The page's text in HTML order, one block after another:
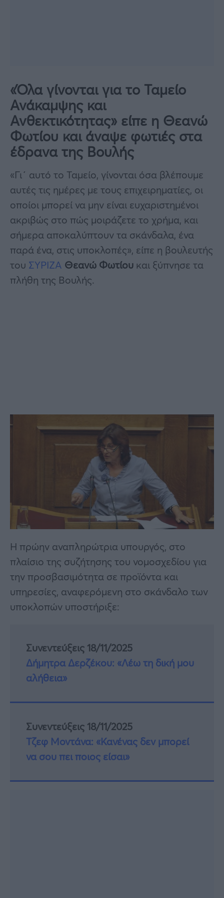
«Όλα γίνονται για το Ταμείο
Ανάκαμψης και
Ανθεκτικότητας» είπε η Θεανώ
Φωτίου και άναψε φωτιές στα
έδρανα της Βουλής
«Γι΄ αυτό το Ταμείο, γίνονται όσα βλέπουμε
αυτές τις ημέρες με τους επιχειρηματίες, οι
οποίοι μπορεί να μην είναι ευχαριστημένοι
ακριβώς στο πώς μοιράζετε το χρήμα, και
σήμερα αποκαλύπτουν τα σκάνδαλα, ένα
παρά ένα, στις υποκλοπές», είπε η βουλευτής
του ΣΥΡΙΖΑ Θεανώ Φωτίου και ξύπνησε τα
πλήθη της Βουλής.
Η πρώην αναπληρώτρια υπουργός, στο
πλαίσιο της συζήτησης του νομοσχεδίου για
την προσβασιμότητα σε προϊόντα και
υπηρεσίες, αναφερόμενη στο σκάνδαλο των
υποκλοπών υποστήριξε:
Συνεντεύξεις 18/11/2025
Δήμητρα Δερζέκου: «Λέω τη δική μου
αλήθεια»
Συνεντεύξεις 18/11/2025
Τζεφ Μοντάνα: «Κανένας δεν μπορεί
να σου πει ποιος είσαι»